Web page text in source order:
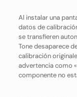
Al instalar una
datos de
se transfieren
Tone desaparece
calibración
advertencia como
componente no